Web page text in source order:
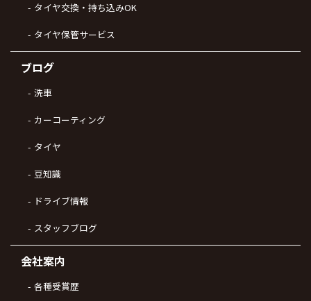
タイヤ交換・持ち込みOK
タイヤ保管サービス
ブログ
洗車
カーコーティング
タイヤ
豆知識
ドライブ情報
スタッフブログ
会社案内
各種受賞歴